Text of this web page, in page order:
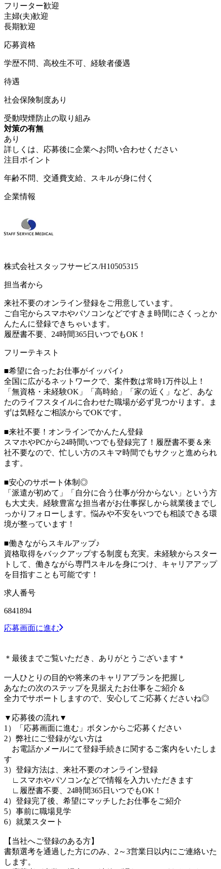
フリーター歓迎
主婦(夫)歓迎
長期歓迎
応募資格
学歴不問、高校生不可、経験者優遇
待遇
社会保険制度あり
受動喫煙防止の取り組み
対策の有無
あり
詳しくは、応募後に企業へお問い合わせください
注目ポイント
年齢不問、交通費支給、スキルが身に付く
企業情報
株式会社スタッフサービス/H10505315
担当者から
来社不要のオンライン登録をご用意しています。
ご自宅からスマホやパソコンなどですきま時間にさくっとか
んたんに登録できちゃいます。
履歴書不要、24時間365日いつでもOK！
フリーテキスト
■希望に合ったお仕事がイッパイ♪
全国に広がるネットワークで、案件数は常時1万件以上！
「無資格・未経験OK」「高時給」「家の近く」など、あな
たのライフスタイルに合わせた職場が必ず見つかります。ま
ずは気軽なご相談からでOKです。
■来社不要！オンラインでかんたん登録
スマホやPCから24時間いつでも登録完了！履歴書不要＆来
社不要なので、忙しい方のスキマ時間でもサクッと進められ
ます。
■安心のサポート体制◎
「派遣が初めて」「自分に合う仕事が分からない」という方
も大丈夫。経験豊富な担当者がお仕事探しから就業後までし
っかりフォローします。悩みや不安をいつでも相談できる環
境が整っています！
■働きながらスキルアップ♪
資格取得をバックアップする制度も充実。未経験からスター
トして、働きながら専門スキルを身につけ、キャリアアップ
を目指すことも可能です！
求人番号
6841894
応募画面に進む
＊最後までご覧いただき、ありがとうございます＊
一人ひとりの目的や将来のキャリアプランを把握し
あなたの次のステップを見据えたお仕事をご紹介＆
全力でサポートしますので、安心してご応募くださいね◎
▼応募後の流れ▼
1）「応募画面に進む」ボタンからご応募ください
2）弊社にご登録がない方は
お電話かメールにて登録手続きに関するご案内をいたしま
す
3）登録方法は、来社不要のオンライン登録
∟スマホやパソコンなどで情報を入力いただきます
∟履歴書不要、24時間365日いつでもOK！
4）登録完了後、希望にマッチしたお仕事をご紹介
5）事前に職場見学
6）就業スタート
【当社へご登録のある方】
書類選考を通過した方にのみ、2～3営業日以内にご連絡いた
します。